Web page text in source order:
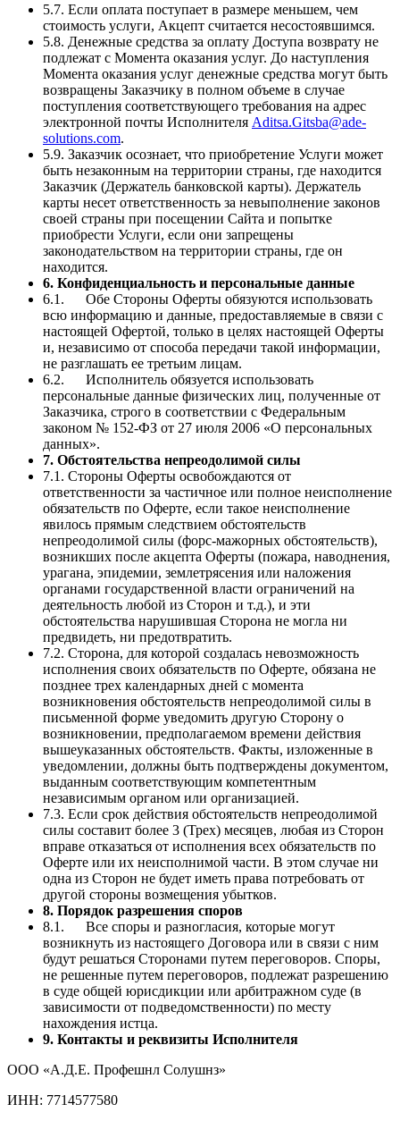
5.7. Если оплата поступает в размере меньшем, чем
стоимость услуги, Акцепт считается несостоявшимся.
5.8. Денежные средства за оплату Доступа возврату не
подлежат с Момента оказания услуг. До наступления
Момента оказания услуг денежные средства могут быть
возвращены Заказчику в полном объеме в случае
поступления соответствующего требования на адрес
электронной почты Исполнителя Aditsa.Gitsba@ade-
solutions.com.
5.9. Заказчик осознает, что приобретение Услуги может
быть незаконным на территории страны, где находится
Заказчик (Держатель банковской карты). Держатель
карты несет ответственность за невыполнение законов
своей страны при посещении Сайта и попытке
приобрести Услуги, если они запрещены
законодательством на территории страны, где он
находится.
6. Конфиденциальность и персональные данные
6.1. Обе Стороны Оферты обязуются использовать
всю информацию и данные, предоставляемые в связи с
настоящей Офертой, только в целях настоящей Оферты
и, независимо от способа передачи такой информации,
не разглашать ее третьим лицам.
6.2. Исполнитель обязуется использовать
персональные данные физических лиц, полученные от
Заказчика, строго в соответствии с Федеральным
законом № 152-ФЗ от 27 июля 2006 «О персональных
данных».
7. Обстоятельства непреодолимой силы
7.1. Стороны Оферты освобождаются от
ответственности за частичное или полное неисполнение
обязательств по Оферте, если такое неисполнение
явилось прямым следствием обстоятельств
непреодолимой силы (форс-мажорных обстоятельств),
возникших после акцепта Оферты (пожара, наводнения,
урагана, эпидемии, землетрясения или наложения
органами государственной власти ограничений на
деятельность любой из Сторон и т.д.), и эти
обстоятельства нарушившая Сторона не могла ни
предвидеть, ни предотвратить.
7.2. Сторона, для которой создалась невозможность
исполнения своих обязательств по Оферте, обязана не
позднее трех календарных дней с момента
возникновения обстоятельств непреодолимой силы в
письменной форме уведомить другую Сторону о
возникновении, предполагаемом времени действия
вышеуказанных обстоятельств. Факты, изложенные в
уведомлении, должны быть подтверждены документом,
выданным соответствующим компетентным
независимым органом или организацией.
7.3. Если срок действия обстоятельств непреодолимой
силы составит более 3 (Трех) месяцев, любая из Сторон
вправе отказаться от исполнения всех обязательств по
Оферте или их неисполнимой части. В этом случае ни
одна из Сторон не будет иметь права потребовать от
другой стороны возмещения убытков.
8. Порядок разрешения споров
8.1. Все споры и разногласия, которые могут
возникнуть из настоящего Договора или в связи с ним
будут решаться Сторонами путем переговоров. Споры,
не решенные путем переговоров, подлежат разрешению
в суде общей юрисдикции или арбитражном суде (в
зависимости от подведомственности) по месту
нахождения истца.
9. Контакты и реквизиты Исполнителя
ООО «А.Д.Е. Профешнл Солушнз»
ИНН: 7714577580